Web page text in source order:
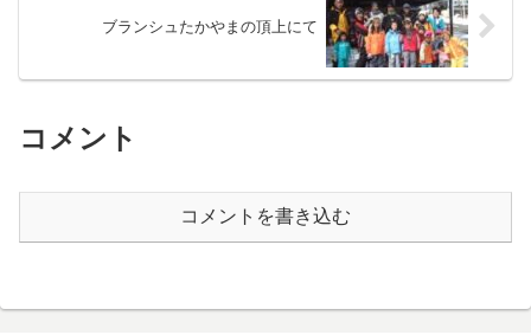
ブランシュたかやまの頂上にて
コメント
コメントを書き込む